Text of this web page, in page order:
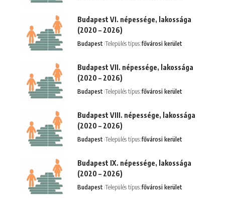
Budapest VI. népessége, lakossága
(2020 – 2026)
Budapest Település típus:fővárosi kerület
Budapest VII. népessége, lakossága
(2020 – 2026)
Budapest Település típus:fővárosi kerület
Budapest VIII. népessége, lakossága
(2020 – 2026)
Budapest Település típus:fővárosi kerület
Budapest IX. népessége, lakossága
(2020 – 2026)
Budapest Település típus:fővárosi kerület